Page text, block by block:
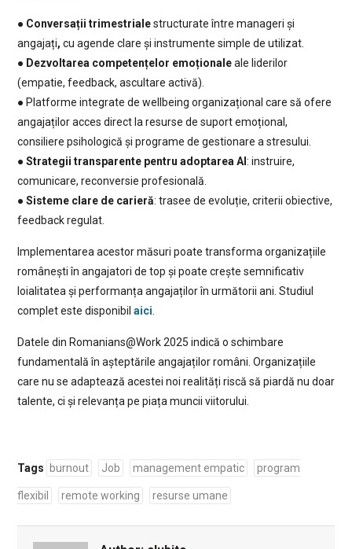
● Conversații trimestrialestructurate între manageri și
angajați, cu agende clare și instrumente simple de utilizat.
● Dezvoltarea competențelor emoționaleale liderilor
(empatie, feedback, ascultare activă).
● Platforme integrate de wellbeing organizațional care să ofere
angajaților acces direct la resurse de suport emoțional,
consiliere psihologică și programe de gestionare a stresului.
● Strategii transparente pentru adoptarea AI: instruire,
comunicare, reconversie profesională.
● Sisteme clare de carieră: trasee de evoluție, criterii obiective,
feedback regulat.
Implementarea acestor măsuri poate transforma organizațiile
românești în angajatori de top și poate crește semnificativ
loialitatea și performanța angajaților în următorii ani. Studiul
complet este disponibil aici.
Datele din Romanians@Work 2025 indică o schimbare
fundamentală în așteptările angajaților români. Organizațiile
care nu se adaptează acestei noi realități riscă să piardă nu doar
talente, ci și relevanța pe piața muncii viitorului.
Tags burnout Job management empatic program
flexibil remote working resurse umane